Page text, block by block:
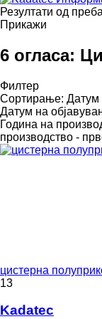
Резултати од
Прикажи
6 огласа:
Филтер
Сортирање: Датум
Датум на
Година на
производство -
цистерна
13
Kadatec